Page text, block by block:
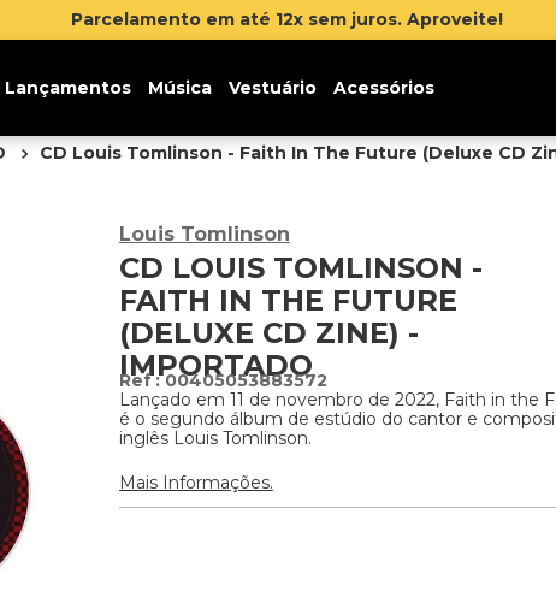
Lançamentos Música Vestuário Acessórios
CD Louis Tomlinson - Faith In The Future (Deluxe CD
Louis Tomlinson
CD LOUIS TOMLINSON -
FAITH IN THE FUTURE
(DELUXE CD ZINE) -
IMPORTADO
:00405053883572
Lançado em 11 de novembro de 2022, Faith in the
é o segundo álbum de estúdio do cantor e
inglês Louis Tomlinson.
Mais Informações.